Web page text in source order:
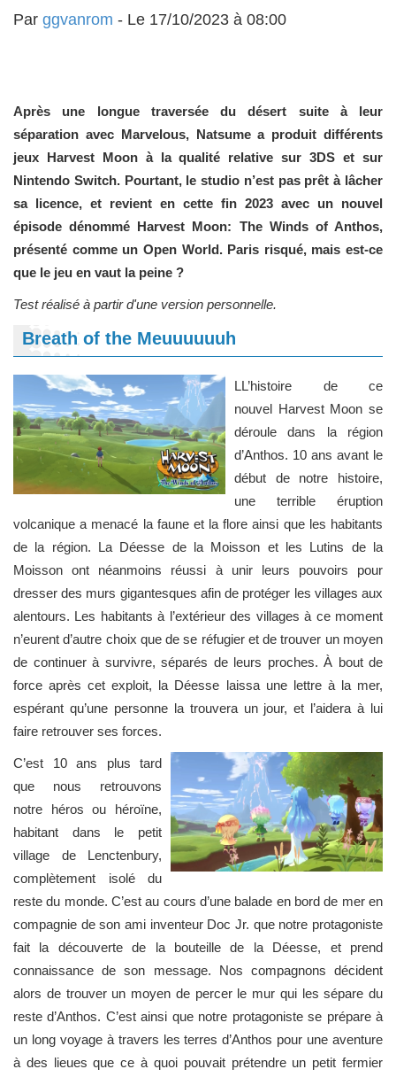
Par ggvanrom - Le 17/10/2023 à 08:00
Après une longue traversée du désert suite à leur
séparation avec Marvelous, Natsume a produit différents
jeux Harvest Moon à la qualité relative sur 3DS et sur
Nintendo Switch. Pourtant, le studio n’est pas prêt à lâcher
sa licence, et revient en cette fin 2023 avec un nouvel
épisode dénommé Harvest Moon: The Winds of Anthos,
présenté comme un Open World. Paris risqué, mais est-ce
que le jeu en vaut la peine ?
Test réalisé à partir d'une version personnelle.
Breath of the Meuuuuuuh
LL’histoire de ce
nouvel Harvest Moon se
déroule dans la région
d’Anthos. 10 ans avant le
début de notre histoire,
une terrible éruption
volcanique a menacé la faune et la flore ainsi que les habitants
de la région. La Déesse de la Moisson et les Lutins de la
Moisson ont néanmoins réussi à unir leurs pouvoirs pour
dresser des murs gigantesques afin de protéger les villages aux
alentours. Les habitants à l’extérieur des villages à ce moment
n’eurent d’autre choix que de se réfugier et de trouver un moyen
de continuer à survivre, séparés de leurs proches. À bout de
force après cet exploit, la Déesse laissa une lettre à la mer,
espérant qu’une personne la trouvera un jour, et l’aidera à lui
faire retrouver ses forces.
C’est 10 ans plus tard
que nous retrouvons
notre héros ou héroïne,
habitant dans le petit
village de Lenctenbury,
complètement isolé du
reste du monde. C’est au cours d’une balade en bord de mer en
compagnie de son ami inventeur Doc Jr. que notre protagoniste
fait la découverte de la bouteille de la Déesse, et prend
connaissance de son message. Nos compagnons décident
alors de trouver un moyen de percer le mur qui les sépare du
reste d’Anthos. C’est ainsi que notre protagoniste se prépare à
un long voyage à travers les terres d’Anthos pour une aventure
à des lieues que ce à quoi pouvait prétendre un petit fermier